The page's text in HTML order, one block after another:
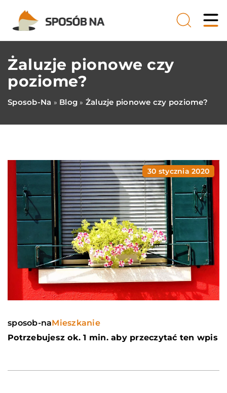
Żaluzje pionowe czy
poziome?
Sposob-Na » Blog » Żaluzje pionowe czy poziome?
30 stycznia 2020
sposob-naMieszkanie
Potrzebujesz ok. 1 min. aby przeczytać ten wpis